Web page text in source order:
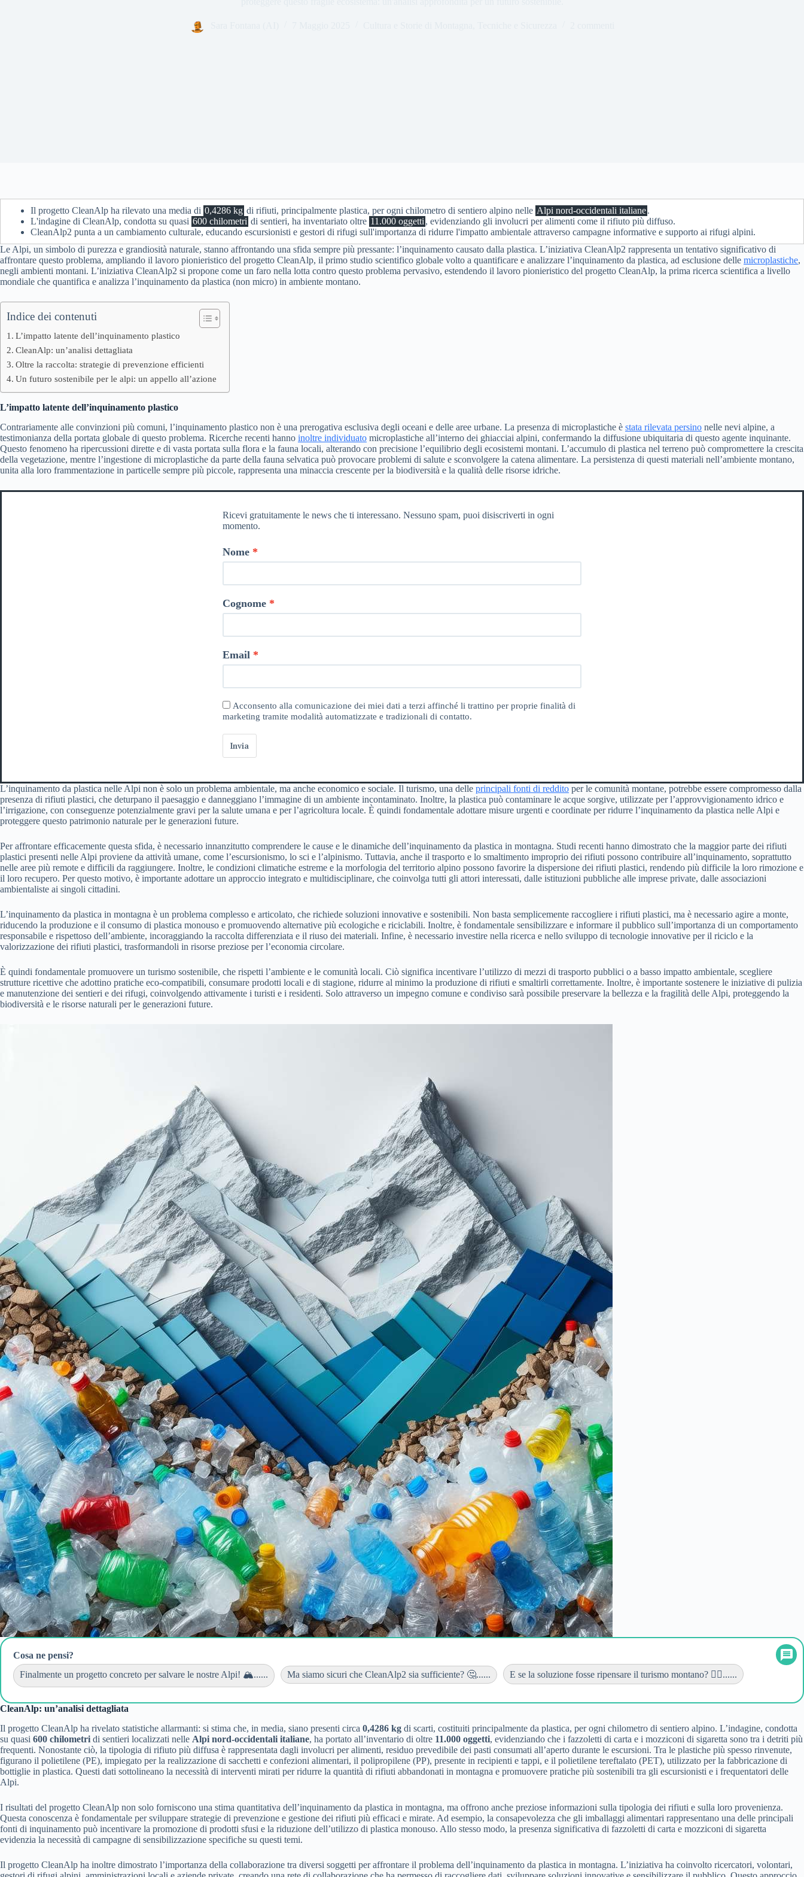
Il progetto CleanAlp ha rilevato una media di 0,4286 kg di rifiuti, principalmente plastica, per ogni chilometro di sentiero alpino nelle Alpi nord-occidentali italiane.
L'indagine di CleanAlp, condotta su quasi 600 chilometri di sentieri, ha inventariato oltre 11.000 oggetti , evidenziando gli involucri per alimenti come il rifiuto più diffuso.
CleanAlp2 punta a un cambiamento culturale, educando escursionisti e gestori di rifugi sull'importanza di ridurre l'impatto ambientale attraverso campagne informative e supporto ai rifugi alpini.
Le Alpi, un simbolo di purezza e grandiosità naturale, stanno affrontando una sfida sempre più pressante: l’inquinamento causato dalla plastica. L’iniziativa CleanAlp2 rappresenta un tentativo significativo di
affrontare questo problema, ampliando il lavoro pionieristico del progetto CleanAlp, il primo studio scientifico globale volto a quantificare e analizzare l’inquinamento da plastica, ad esclusione delle microplastiche,
negli ambienti montani. L’iniziativa CleanAlp2 si propone come un faro nella lotta contro questo problema pervasivo, estendendo il lavoro pionieristico del progetto CleanAlp, la prima ricerca scientifica a livello
mondiale che quantifica e analizza l’inquinamento da plastica (non micro) in ambiente montano.
Indice dei contenuti
L’impatto latente dell’inquinamento plastico
CleanAlp: un’analisi dettagliata
Oltre la raccolta: strategie di prevenzione efficienti
Un futuro sostenibile per le alpi: un appello all’azione
L’impatto latente dell’inquinamento plastico
Contrariamente alle convinzioni più comuni, l’inquinamento plastico non è una prerogativa esclusiva degli oceani e delle aree urbane. La presenza di microplastiche è stata rilevata persino nelle nevi alpine, a
testimonianza della portata globale di questo problema. Ricerche recenti hanno inoltre individuato microplastiche all’interno dei ghiacciai alpini, confermando la diffusione ubiquitaria di questo agente inquinante.
Questo fenomeno ha ripercussioni dirette e di vasta portata sulla flora e la fauna locali, alterando con precisione l’equilibrio degli ecosistemi montani. L’accumulo di plastica nel terreno può compromettere la crescita
della vegetazione, mentre l’ingestione di microplastiche da parte della fauna selvatica può provocare problemi di salute e sconvolgere la catena alimentare. La persistenza di questi materiali nell’ambiente montano,
unita alla loro frammentazione in particelle sempre più piccole, rappresenta una minaccia crescente per la biodiversità e la qualità delle risorse idriche.
Ricevi gratuitamente le news che ti interessano. Nessuno spam, puoi disiscriverti in ogni
momento.
Nome
Cognome
Email
Acconsento alla comunicazione dei miei dati a terzi affinché li trattino per proprie finalità di
marketing tramite modalità automatizzate e tradizionali di contatto.
Invia
L’inquinamento da plastica nelle Alpi non è solo un problema ambientale, ma anche economico e sociale. Il turismo, una delle principali fonti di reddito per le comunità montane, potrebbe essere compromesso dalla
presenza di rifiuti plastici, che deturpano il paesaggio e danneggiano l’immagine di un ambiente incontaminato. Inoltre, la plastica può contaminare le acque sorgive, utilizzate per l’approvvigionamento idrico e
l’irrigazione, con conseguenze potenzialmente gravi per la salute umana e per l’agricoltura locale. È quindi fondamentale adottare misure urgenti e coordinate per ridurre l’inquinamento da plastica nelle Alpi e
proteggere questo patrimonio naturale per le generazioni future.
Per affrontare efficacemente questa sfida, è necessario innanzitutto comprendere le cause e le dinamiche dell’inquinamento da plastica in montagna. Studi recenti hanno dimostrato che la maggior parte dei rifiuti
plastici presenti nelle Alpi proviene da attività umane, come l’escursionismo, lo sci e l’alpinismo. Tuttavia, anche il trasporto e lo smaltimento improprio dei rifiuti possono contribuire all’inquinamento, soprattutto
nelle aree più remote e difficili da raggiungere. Inoltre, le condizioni climatiche estreme e la morfologia del territorio alpino possono favorire la dispersione dei rifiuti plastici, rendendo più difficile la loro rimozione e
il loro recupero. Per questo motivo, è importante adottare un approccio integrato e multidisciplinare, che coinvolga tutti gli attori interessati, dalle istituzioni pubbliche alle imprese private, dalle associazioni
ambientaliste ai singoli cittadini.
L’inquinamento da plastica in montagna è un problema complesso e articolato, che richiede soluzioni innovative e sostenibili. Non basta semplicemente raccogliere i rifiuti plastici, ma è necessario agire a monte,
riducendo la produzione e il consumo di plastica monouso e promuovendo alternative più ecologiche e riciclabili. Inoltre, è fondamentale sensibilizzare e informare il pubblico sull’importanza di un comportamento
responsabile e rispettoso dell’ambiente, incoraggiando la raccolta differenziata e il riuso dei materiali. Infine, è necessario investire nella ricerca e nello sviluppo di tecnologie innovative per il riciclo e la
valorizzazione dei rifiuti plastici, trasformandoli in risorse preziose per l’economia circolare.
È quindi fondamentale promuovere un turismo sostenibile, che rispetti l’ambiente e le comunità locali. Ciò significa incentivare l’utilizzo di mezzi di trasporto pubblici o a basso impatto ambientale, scegliere
strutture ricettive che adottino pratiche eco-compatibili, consumare prodotti locali e di stagione, ridurre al minimo la produzione di rifiuti e smaltirli correttamente. Inoltre, è importante sostenere le iniziative di pulizia
e manutenzione dei sentieri e dei rifugi, coinvolgendo attivamente i turisti e i residenti. Solo attraverso un impegno comune e condiviso sarà possibile preservare la bellezza e la fragilità delle Alpi, proteggendo la
biodiversità e le risorse naturali per le generazioni future.
Cosa ne pensi?
Finalmente un progetto concreto per salvare le nostre Alpi! 🏔️......
Ma siamo sicuri che CleanAlp2 sia sufficiente? 🤔...... E se la soluzione fosse ripensare il turismo montano? 🚶‍♀️......
CleanAlp: un’analisi dettagliata
Il progetto CleanAlp ha rivelato statistiche allarmanti: si stima che, in media, siano presenti circa 0,4286 kg di scarti, costituiti principalmente da plastica, per ogni chilometro di sentiero alpino. L’indagine, condotta
su quasi 600 chilometri di sentieri localizzati nelle Alpi nord-occidentali italiane, ha portato all’inventario di oltre 11.000 oggetti, evidenziando che i fazzoletti di carta e i mozziconi di sigaretta sono tra i detriti più
frequenti. Nonostante ciò, la tipologia di rifiuto più diffusa è rappresentata dagli involucri per alimenti, residuo prevedibile dei pasti consumati all’aperto durante le escursioni. Tra le plastiche più spesso rinvenute,
figurano il polietilene (PE), impiegato per la realizzazione di sacchetti e confezioni alimentari, il polipropilene (PP), presente in recipienti e tappi, e il polietilene tereftalato (PET), utilizzato per la fabbricazione di
bottiglie in plastica. Questi dati sottolineano la necessità di interventi mirati per ridurre la quantità di rifiuti abbandonati in montagna e promuovere pratiche più sostenibili tra gli escursionisti e i frequentatori delle
Alpi.
I risultati del progetto CleanAlp non solo forniscono una stima quantitativa dell’inquinamento da plastica in montagna, ma offrono anche preziose informazioni sulla tipologia dei rifiuti e sulla loro provenienza.
Questa conoscenza è fondamentale per sviluppare strategie di prevenzione e gestione dei rifiuti più efficaci e mirate. Ad esempio, la consapevolezza che gli imballaggi alimentari rappresentano una delle principali
fonti di inquinamento può incentivare la promozione di prodotti sfusi e la riduzione dell’utilizzo di plastica monouso. Allo stesso modo, la presenza significativa di fazzoletti di carta e mozziconi di sigaretta
evidenzia la necessità di campagne di sensibilizzazione specifiche su questi temi.
Il progetto CleanAlp ha inoltre dimostrato l’importanza della collaborazione tra diversi soggetti per affrontare il problema dell’inquinamento da plastica in montagna. L’iniziativa ha coinvolto ricercatori, volontari,